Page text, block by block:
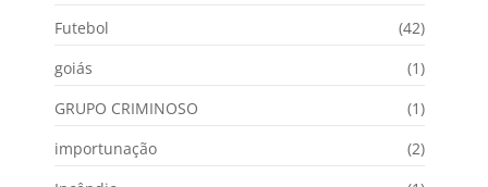
Futebol
(42)
goiás
(1)
GRUPO CRIMINOSO
(1)
importunação
(2)